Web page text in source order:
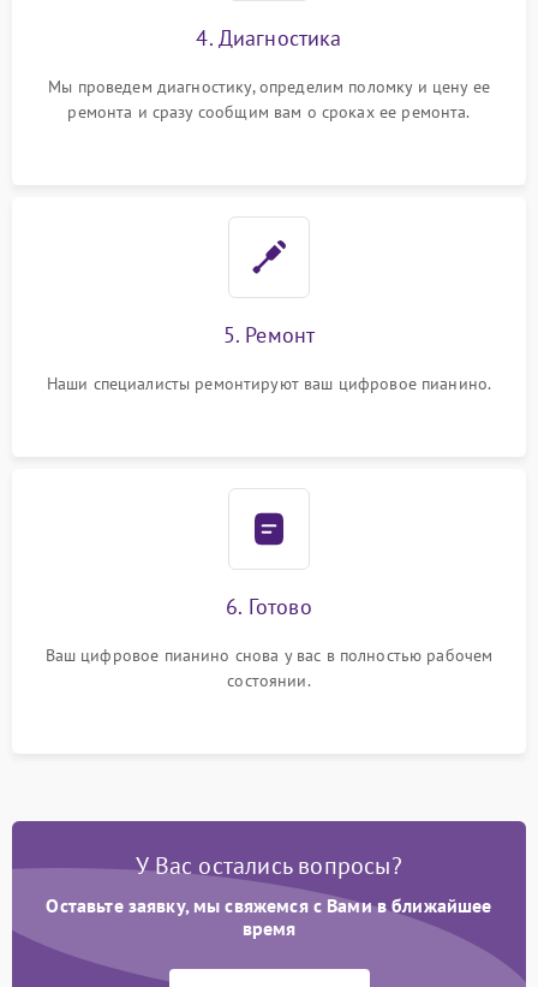
4. Диагностика
Мы проведем диагностику, определим поломку и цену ее
ремонта и сразу сообщим вам о сроках ее ремонта.
5. Ремонт
Наши специалисты ремонтируют ваш цифровое пианино.
6. Готово
Ваш цифровое пианино снова у вас в полностью рабочем
состоянии.
У Вас остались вопросы?
Оставьте заявку, мы свяжемся с Вами в ближайшее
время